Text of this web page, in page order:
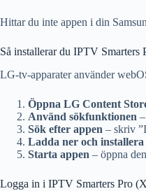
Hittar du inte appen i din
Så installerar du IPTV
LG-tv-apparater använder
Öppna LG Content
Använd sökfunktionen
Sök efter appen – skriv
Ladda ner och installera
Starta appen – öppna
Logga in i IPTV Smarters Pro